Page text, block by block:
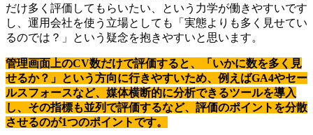
だけ多く評価してもらいたい、という力学が働きやすいです
し、運用会社を使う立場としても「実態よりも多く見せてい
るのでは？」という疑念を抱きやすいと思います。
管理画面上のCV数だけで評価すると、「いかに数を多く見
せるか？」という方向に行きやすいため、例えばGA4やセー
ルスフォースなど、媒体横断的に分析できるツールを導入
し、その指標も並列で評価するなど、評価のポイントを分散
させるのが1つのポイントです。